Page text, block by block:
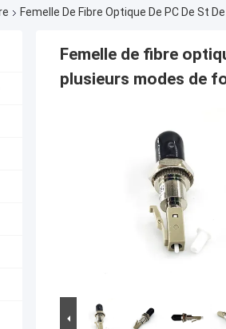
Femelle De Fibre Optique De PC De St
Femelle de fibre
plusieurs modes de